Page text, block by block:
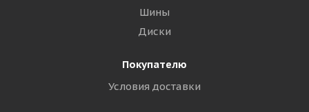
Шины
Диски
Покупателю
Условия доставки